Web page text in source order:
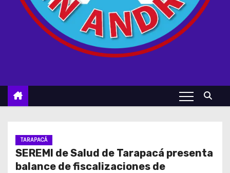
TARAPACÁ
SEREMI de Salud de Tarapacá presenta
balance de fiscalizaciones de